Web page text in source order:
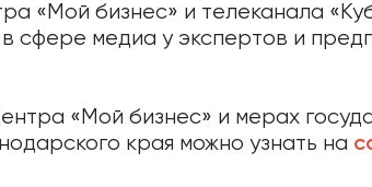
«Мой бизнес» и телеканала
сфере медиа у экспертов и
«Мой бизнес» и мерах
края можно узнать на